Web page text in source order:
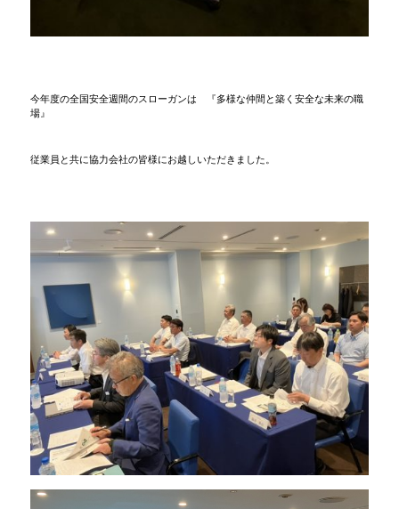
今年度の全国安全週間のスローガンは 『多様な仲間と築く安全な未来の職
場』
従業員と共に協力会社の皆様にお越しいただきました。